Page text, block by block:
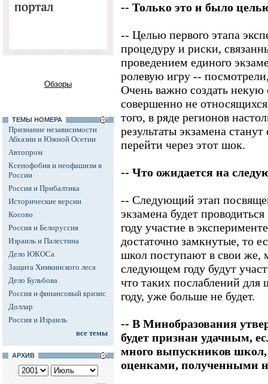
Обзоры
ТЕМЫ НОМЕРА
Признание независимости
Абхазии и Южной Осетии
Автопром
Ксенофобия и неофашизм в
России
Россия и Прибалтика
Исторические версии
Косово
Россия и Белоруссия
Израиль и Палестина
Дело ЮКОСа
Защита Химкинского леса
Дело Бульбова
Россия и финансовый кризис
Доллар
Россия и Израиль
все темы
АРХИВ
-- Только это и было
-- Целью первого этапа
процедуру и риски,
проведением единого
ролевую игру --
Очень важно создать
совершенно не
того, в ряде регионов
результаты экзамена
перейти через этот шок.
-- Что ожидается на
-- Следующий этап
экзамена будет
году участие в
достаточно замкнутые, то
школ поступают в свои же,
следующем году будут
что таких послаблений
году, уже больше не будет.
-- В Минобразования
будет признан удачным,
много выпускников
оценками, полученными